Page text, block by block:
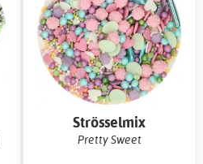
Strösselmix
Pretty Sweet